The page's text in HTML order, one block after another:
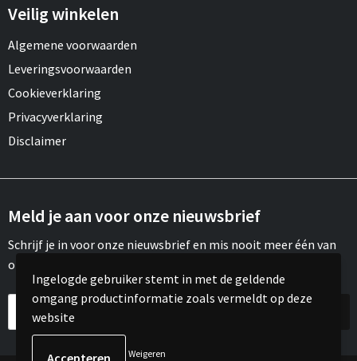
Veilig winkelen
Algemene voorwaarden
Leveringsvoorwaarden
Cookieverklaring
Privacyverklaring
Disclaimer
Meld je aan voor onze nieuwsbrief
Schrijf je in voor onze nieuwsbrief en mis nooit meer één van
onze leuke aanbiedingen of updates.
Ingelogde gebruiker stemt in met de geldende
omgang productinformatie zoals vermeldt op deze
website
Weigeren